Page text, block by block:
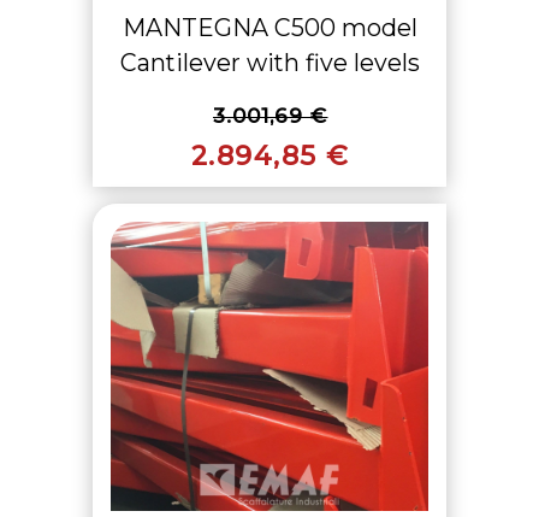
MANTEGNA C500 model
Cantilever with five levels
3.001,69 €
2.894,85 €